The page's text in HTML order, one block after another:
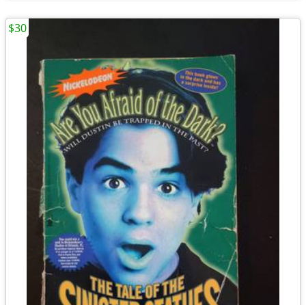
$30